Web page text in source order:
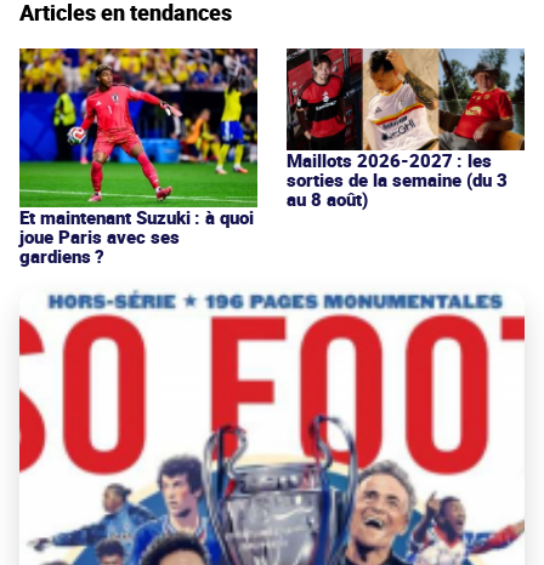
Articles en tendances
Et maintenant Suzuki : à quoi
joue Paris avec ses
gardiens ?
Maillots 2026-2027 : les
sorties de la semaine (du 3
au 8 août)